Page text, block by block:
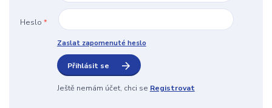
Heslo *
Zaslat zapomenuté heslo
Přihlásit se
Ještě nemám účet, chci se Registrovat